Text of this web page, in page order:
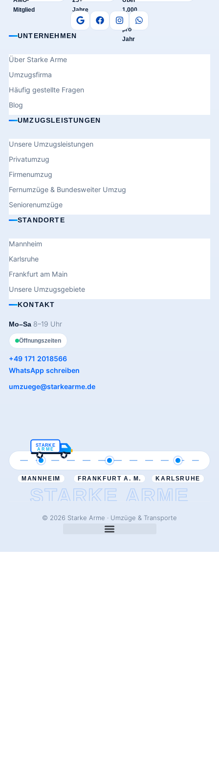
UNTERNEHMEN
Über Starke Arme
Umzugsfirma
Häufig gestellte Fragen
Blog
UMZUGSLEISTUNGEN
Unsere Umzugsleistungen
Privatumzug
Firmenumzug
Fernumzüge & Bundesweiter Umzug
Seniorenumzüge
STANDORTE
Mannheim
Karlsruhe
Frankfurt am Main
Unsere Umzugsgebiete
KONTAKT
Mo–Sa 8–19 Uhr
Öffnungszeiten
+49 171 2018566
WhatsApp schreiben
umzuege@starkearme.de
MANNHEIM FRANKFURT A. M. KARLSRUHE
STARKE
ARME
STARKE ARME
© 2026 Starke Arme · Umzüge & Transporte